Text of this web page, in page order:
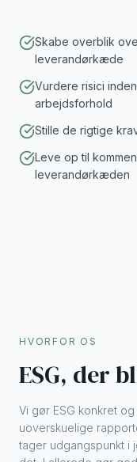
Skabe overblik
leverandørkæde
Vurdere risici
arbejdsforhold
Stille de rigtige
Leve op til
leverandørkæden
HVORFOR OS
ESG, der
Vi gør ESG konkret
uoverskuelige
tager udgangspunkt i